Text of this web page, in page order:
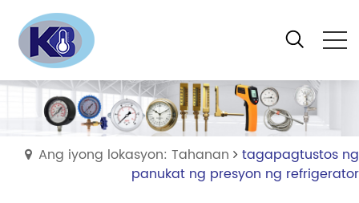
Ang iyong lokasyon: Tahanan
tagapagtustos ng
panukat ng presyon ng refrigerator